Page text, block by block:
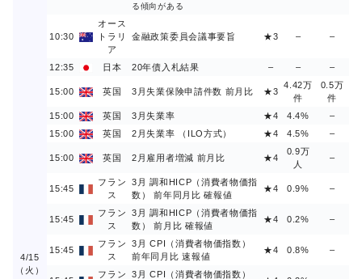
4/15
（火）
る傾向がある
10:30
オース
トラリ
ア
金融政策委員会議事要旨 ★3 – –
12:35 日本 20年債入札結果 – – –
15:00 英国 3月失業保険申請件数 前月比 ★3
4.42万
件
0.5万
件
15:00
英国 3月失業率 ★4 4.4%
–
15:00
英国 2月失業率 （ILO方式） ★4 4.5% –
15:00 英国 2月雇用者増減 前月比 ★4
0.9万
人
–
15:45
フラン
ス
3月 調和HICP（消費者物価指
数） 前年同月比 確報値
★4 0.9% –
15:45
フラン
ス
3月 調和HICP（消費者物価指
数） 前月比 確報値
★4 0.2% –
15:45
フラン
ス
3月 CPI（消費者物価指数）
前年同月比 速報値
★4 0.8% –
フラン
3月 CPI（消費者物価指数）